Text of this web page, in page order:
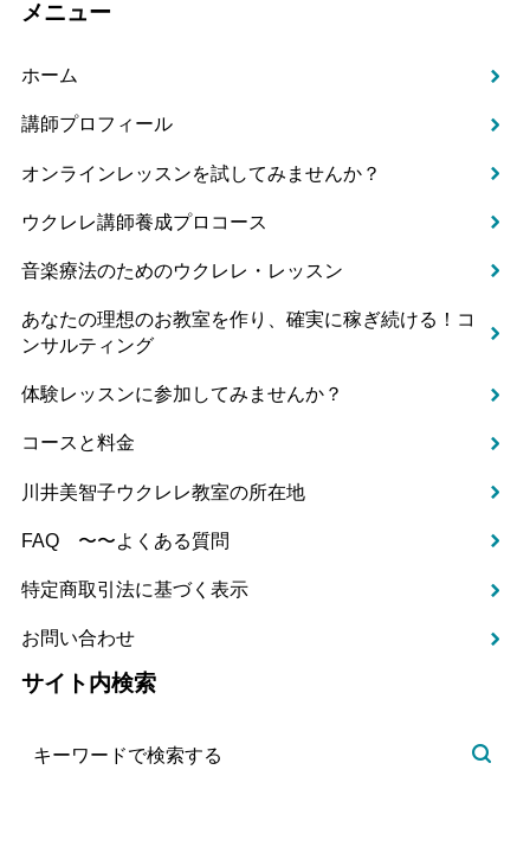
メニュー
ホーム
講師プロフィール
オンラインレッスンを試してみませんか？
ウクレレ講師養成プロコース
音楽療法のためのウクレレ・レッスン
あなたの理想のお教室を作り、確実に稼ぎ続ける！コ
ンサルティング
体験レッスンに参加してみませんか？
コースと料金
川井美智子ウクレレ教室の所在地
FAQ 〜〜よくある質問
特定商取引法に基づく表示
お問い合わせ
サイト内検索